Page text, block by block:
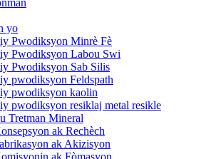
yo
Pwodiksyon Minrè Fè
Pwodiksyon Labou Swi
Pwodiksyon Sab Silis
pwodiksyon Feldspath
pwodiksyon kaolin
pwodiksyon resiklaj metal resikle
Tretman Mineral
ak Rechèch
ak Akizisyon
ak Fòmasyon